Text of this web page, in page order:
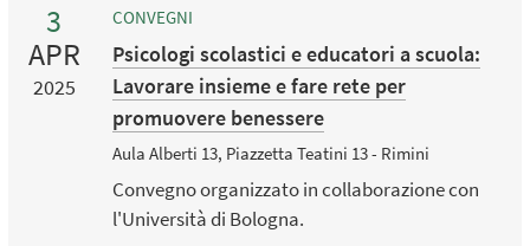
3
APR
2025
CONVEGNI
Psicologi scolastici e educatori a scuola:
Lavorare insieme e fare rete per
promuovere benessere
Aula Alberti 13, Piazzetta Teatini 13 - Rimini
Convegno organizzato in collaborazione con
l'Università di Bologna.